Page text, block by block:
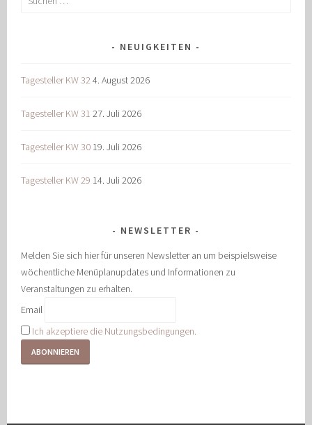
NEUIGKEITEN
Tagesteller KW 324. August 2026
Tagesteller KW 31 27. Juli 2026
Tagesteller KW 30 19. Juli 2026
Tagesteller KW 29 14. Juli 2026
NEWSLETTER
Melden Sie sich hier für unseren Newsletter an um beispielsweise
wöchentliche Menüplanupdates und Informationen zu
Veranstaltungen zu erhalten.
Email
Ich akzeptiere die Nutzungsbedingungen.